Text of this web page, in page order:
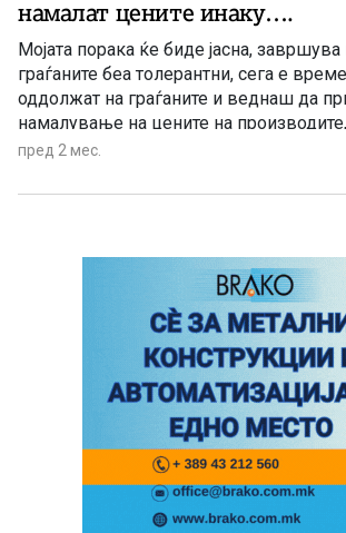
намалат цените инаку….
Мојата порака ќе биде јасна, завршува
граѓаните беа толерантни, сега е
оддолжат на граѓаните и веднаш да
намалување на цените на
основните прехранбени производи,
пред 2 мес.